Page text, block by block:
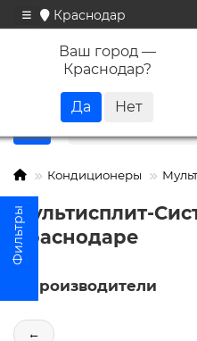
Краснодар
Ваш город —
Краснодар?
Кондиционеры
Мультисплит-
Краснодаре
Производители
←